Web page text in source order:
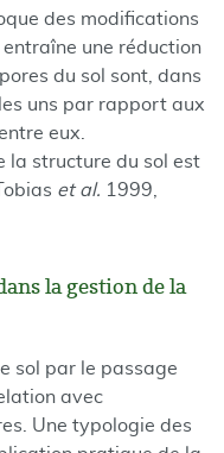
des modifications
entraîne une réduction
du sol sont, dans
uns par rapport aux
eux.
la structure du sol est
et al. 1999,
la gestion de la
sol par le passage
avec
Une typologie des